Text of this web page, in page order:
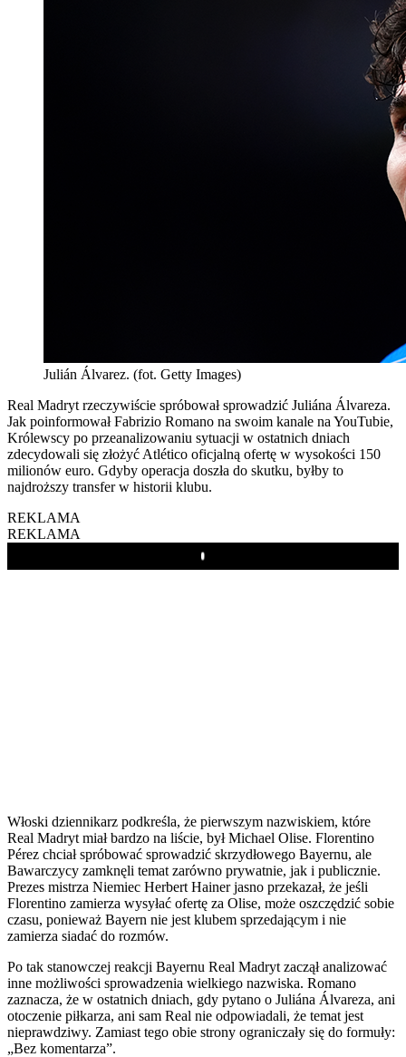
Julián Álvarez. (fot. Getty Images)
Real Madryt rzeczywiście spróbował sprowadzić Juliána Álvareza.
Jak poinformował Fabrizio Romano na swoim kanale na YouTubie,
Królewscy po przeanalizowaniu sytuacji w ostatnich dniach
zdecydowali się złożyć Atlético oficjalną ofertę w wysokości 150
milionów euro. Gdyby operacja doszła do skutku, byłby to
najdroższy transfer w historii klubu.
REKLAMA
REKLAMA
Play
Włoski dziennikarz podkreśla, że pierwszym nazwiskiem, które
Real Madryt miał bardzo na liście, był Michael Olise. Florentino
Pérez chciał spróbować sprowadzić skrzydłowego Bayernu, ale
Bawarczycy zamknęli temat zarówno prywatnie, jak i publicznie.
Prezes mistrza Niemiec Herbert Hainer jasno przekazał, że jeśli
Florentino zamierza wysyłać ofertę za Olise, może oszczędzić sobie
czasu, ponieważ Bayern nie jest klubem sprzedającym i nie
zamierza siadać do rozmów.
Po tak stanowczej reakcji Bayernu Real Madryt zaczął analizować
inne możliwości sprowadzenia wielkiego nazwiska. Romano
zaznacza, że w ostatnich dniach, gdy pytano o Juliána Álvareza, ani
otoczenie piłkarza, ani sam Real nie odpowiadali, że temat jest
nieprawdziwy. Zamiast tego obie strony ograniczały się do formuły:
„Bez komentarza”.